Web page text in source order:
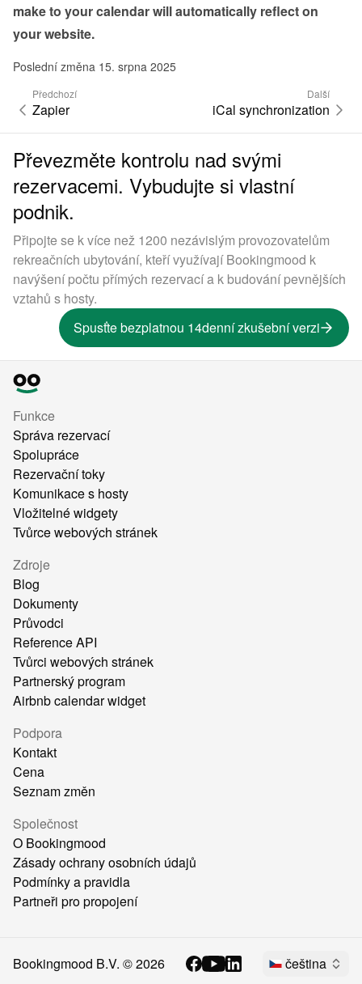
make to your calendar will automatically reflect on
your website.
Poslední změna 15. srpna 2025
Předchozí
Zapier
Další
iCal synchronization
Převezměte kontrolu nad svými
rezervacemi. Vybudujte si vlastní
podnik.
Připojte se k více než 1200 nezávislým provozovatelům
rekreačních ubytování, kteří využívají Bookingmood k
navýšení počtu přímých rezervací a k budování pevnějších
vztahů s hosty.
Spusťte bezplatnou 14denní zkušební verzi
Funkce
Správa rezervací
Spolupráce
Rezervační toky
Komunikace s hosty
Vložitelné widgety
Tvůrce webových stránek
Zdroje
Blog
Dokumenty
Průvodci
Reference API
Tvůrci webových stránek
Partnerský program
Airbnb calendar widget
Podpora
Kontakt
Cena
Seznam změn
Společnost
O Bookingmood
Zásady ochrany osobních údajů
Podmínky a pravidla
Partneři pro propojení
Bookingmood B.V. ©2026 čeština